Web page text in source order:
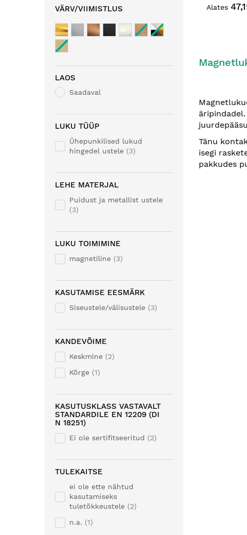
Alates
Tänu
isegi
pakkudes
VÄRV/VIIMISTLUS
LAOS
Saadaval
LUKU TÜÜP
Ühepunkilised lukud
hingedel ustele
3
LEHE MATERJAL
Puidust ja metallist ustele
3
LUKU TOIMIMINE
magnetiline 3
KASUTAMISE EESMÄRK
Siseustele/välisustele 3
KANDEVÕIME
Keskmine
2
Kõrge
1
KASUTUSKLASS VASTAVALT
STANDARDILE EN 12209 (DI
N 18251)
Ei ole sertifitseeritud 2
TULEKAITSE
ei ole ette nähtud
kasutamiseks
tuletõkkeustele
2
n.a.
1